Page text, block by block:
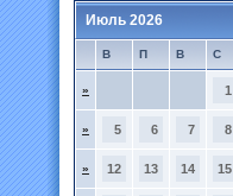
Июль 2026
В П В С
» 1
» 5 6 7 8
» 12 13 14 15